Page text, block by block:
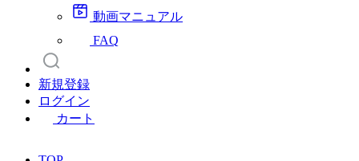
動画マニュアル
FAQ
新規登録
ログイン
カート